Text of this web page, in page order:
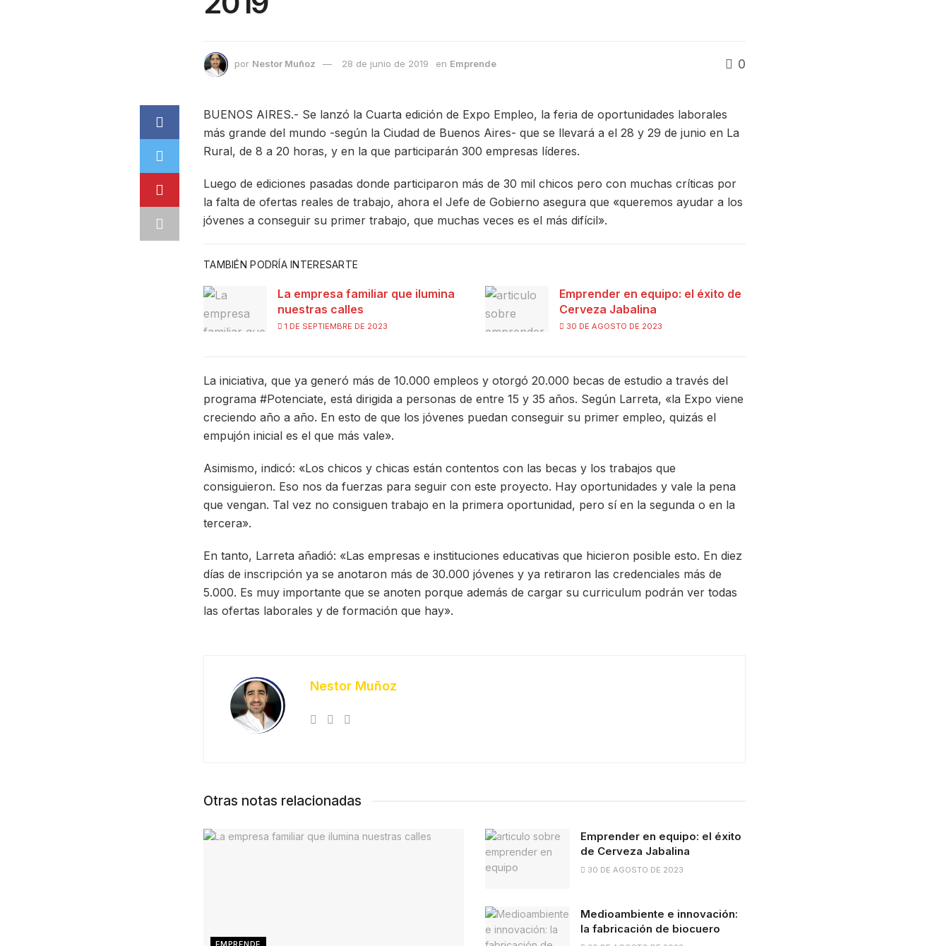
por Nestor Muñoz 28 de junio de 2019 en Emprende 0
BUENOS AIRES.- Se lanzó la Cuarta edición de Expo Empleo, la feria de oportunidades laborales
más grande del mundo -según la Ciudad de Buenos Aires- que se llevará a el 28 y 29 de junio en La
Rural, de 8 a 20 horas, y en la que participarán 300 empresas líderes.
Luego de ediciones pasadas donde participaron más de 30 mil chicos pero con muchas críticas por
la falta de ofertas reales de trabajo, ahora el Jefe de Gobierno asegura que «queremos ayudar a los
jóvenes a conseguir su primer trabajo, que muchas veces es el más difícil».
TAMBIÉN PODRÍA INTERESARTE
La empresa familiar que ilumina
nuestras calles
1 DE SEPTIEMBRE DE 2023
Emprender en equipo: el éxito de
Cerveza Jabalina
30 DE AGOSTO DE 2023
La iniciativa, que ya generó más de 10.000 empleos y otorgó 20.000 becas de estudio a través del
programa #Potenciate, está dirigida a personas de entre 15 y 35 años. Según Larreta, «la Expo viene
creciendo año a año. En esto de que los jóvenes puedan conseguir su primer empleo, quizás el
empujón inicial es el que más vale».
Asimismo, indicó: «Los chicos y chicas están contentos con las becas y los trabajos que
consiguieron. Eso nos da fuerzas para seguir con este proyecto. Hay oportunidades y vale la pena
que vengan. Tal vez no consiguen trabajo en la primera oportunidad, pero sí en la segunda o en la
tercera».
En tanto, Larreta añadió: «Las empresas e instituciones educativas que hicieron posible esto. En diez
días de inscripción ya se anotaron más de 30.000 jóvenes y ya retiraron las credenciales más de
5.000. Es muy importante que se anoten porque además de cargar su curriculum podrán ver todas
las ofertas laborales y de formación que hay».
Nestor Muñoz
Otras notas relacionadas
EMPRENDE
Emprender en equipo: el éxito
de Cerveza Jabalina
30 DE AGOSTO DE 2023
Medioambiente e innovación:
la fabricación de biocuero